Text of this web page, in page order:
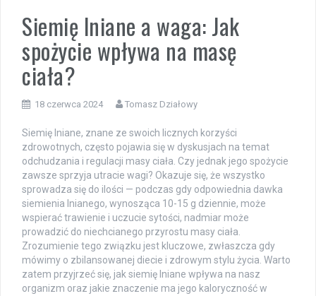
Siemię lniane a waga: Jak
spożycie wpływa na masę
ciała?
18 czerwca 2024 Tomasz Działowy
Siemię lniane, znane ze swoich licznych korzyści
zdrowotnych, często pojawia się w dyskusjach na temat
odchudzania i regulacji masy ciała. Czy jednak jego spożycie
zawsze sprzyja utracie wagi? Okazuje się, że wszystko
sprowadza się do ilości — podczas gdy odpowiednia dawka
siemienia lnianego, wynosząca 10-15 g dziennie, może
wspierać trawienie i uczucie sytości, nadmiar może
prowadzić do niechcianego przyrostu masy ciała.
Zrozumienie tego związku jest kluczowe, zwłaszcza gdy
mówimy o zbilansowanej diecie i zdrowym stylu życia. Warto
zatem przyjrzeć się, jak siemię lniane wpływa na nasz
organizm oraz jakie znaczenie ma jego kaloryczność w